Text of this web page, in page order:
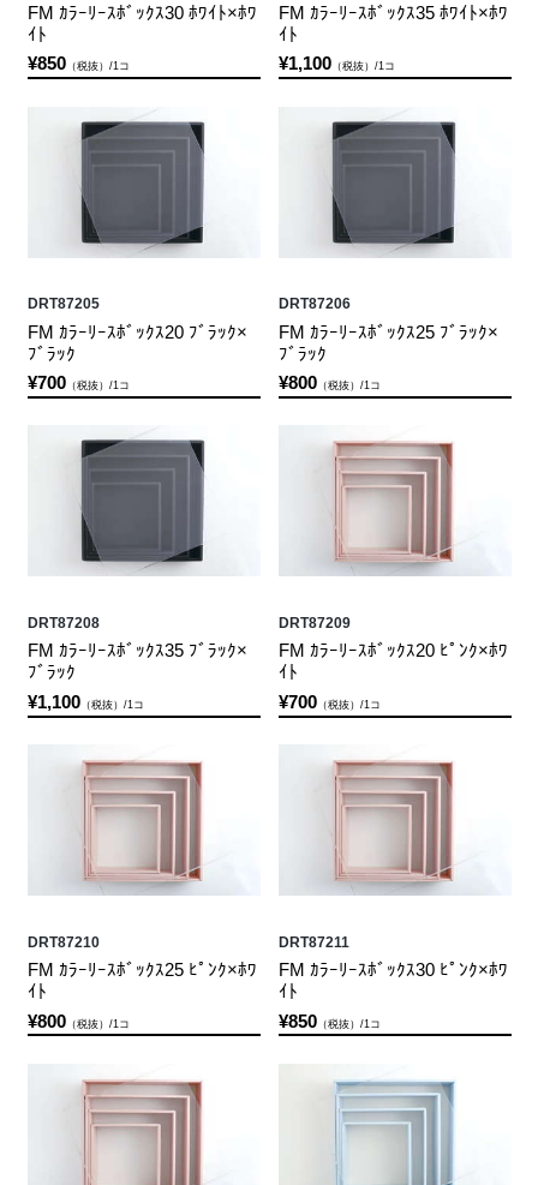
FM ｶﾗｰﾘｰｽﾎﾞｯｸｽ30 ﾎﾜｲﾄ×ﾎﾜ
ｲﾄ
¥850（税抜）/1コ
FM ｶﾗｰﾘｰｽﾎﾞｯｸｽ35 ﾎﾜｲﾄ×ﾎﾜ
ｲﾄ
¥1,100（税抜）/1コ
DRT87205
FM ｶﾗｰﾘｰｽﾎﾞｯｸｽ20 ﾌﾞﾗｯｸ×
ﾌﾞﾗｯｸ
¥700（税抜）/1コ
DRT87206
FM ｶﾗｰﾘｰｽﾎﾞｯｸｽ25 ﾌﾞﾗｯｸ×
ﾌﾞﾗｯｸ
¥800（税抜）/1コ
DRT87208
FM ｶﾗｰﾘｰｽﾎﾞｯｸｽ35 ﾌﾞﾗｯｸ×
ﾌﾞﾗｯｸ
¥1,100（税抜）/1コ
DRT87209
FM ｶﾗｰﾘｰｽﾎﾞｯｸｽ20 ﾋﾟﾝｸ×ﾎﾜ
ｲﾄ
¥700（税抜）/1コ
DRT87210
FM ｶﾗｰﾘｰｽﾎﾞｯｸｽ25 ﾋﾟﾝｸ×ﾎﾜ
ｲﾄ
¥800（税抜）/1コ
DRT87211
FM ｶﾗｰﾘｰｽﾎﾞｯｸｽ30 ﾋﾟﾝｸ×ﾎﾜ
ｲﾄ
¥850（税抜）/1コ